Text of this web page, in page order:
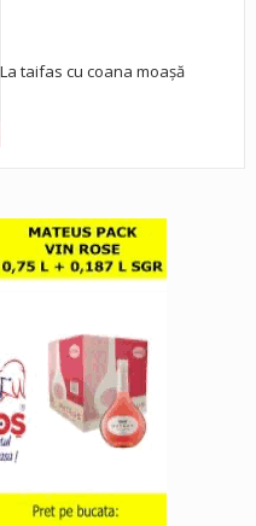
La taifas cu coana moașă